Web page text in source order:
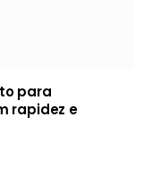
para
rapidez e